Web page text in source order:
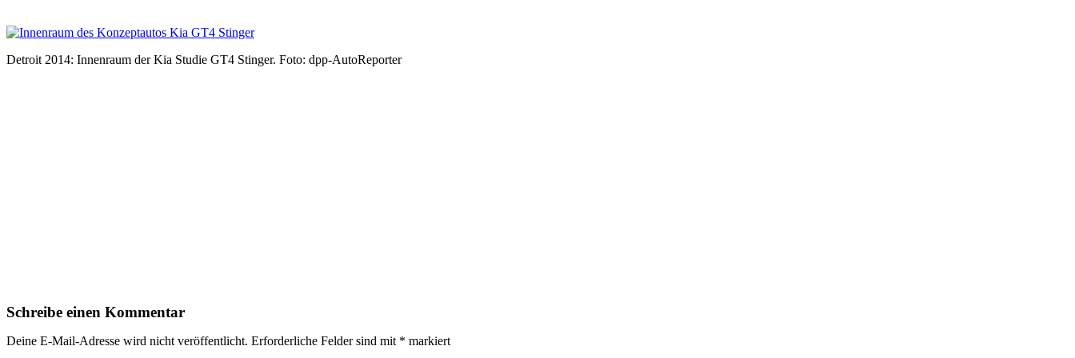
Detroit 2014: Innenraum der Kia Studie GT4 Stinger. Foto: dpp-AutoReporter
Schreibe einen Kommentar
Deine E-Mail-Adresse wird nicht veröffentlicht. Erforderliche Felder sind mit * markiert